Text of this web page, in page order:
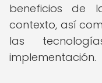
beneficios de
contexto, así
las
implementación.